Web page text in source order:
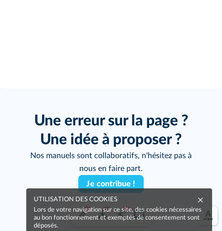
Une erreur sur la page ?
Une idée à proposer ?
Nos manuels sont collaboratifs, n'hésitez pas à
nous en faire part.
Je contribue !
UTILISATION DES COOKIES
Lors de votre navigation sur ce site, des cookies nécessaires
au bon fonctionnement et exemptés de consentement sont
déposés.